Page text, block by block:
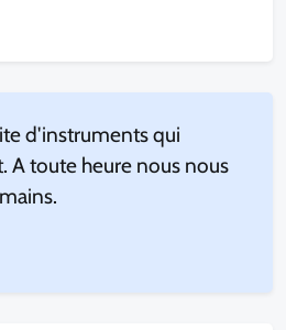
d'instruments qui
A toute heure nous nous